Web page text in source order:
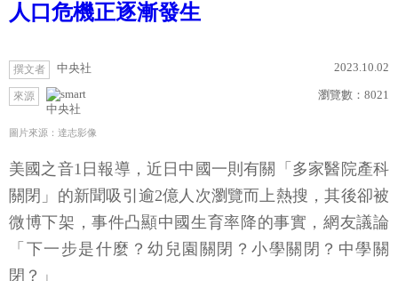
人口危機正逐漸發生
撰文者 中央社 2023.10.02
來源
中央社
瀏覽數： 8021
圖片來源：達志影像
美國之音1日報導，近日中國一則有關「多家醫院產科
關閉」的新聞吸引逾2億人次瀏覽而上熱搜，其後卻被
微博下架，事件凸顯中國生育率降的事實，網友議論
「下一步是什麼？幼兒園關閉？小學關閉？中學關
閉？」